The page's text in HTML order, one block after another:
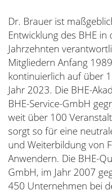
Dr. Brauer ist
Entwicklung des BHE in
Jahrzehnten
Mitgliedern Anfang
kontinuierlich auf über
Jahr 2023. Die BHE-
BHE-Service-GmbH
weit über 100
sorgt so für eine
und Weiterbildung von
Anwendern. Die BHE-
GmbH, im Jahr 2007
450 Unternehmen bei